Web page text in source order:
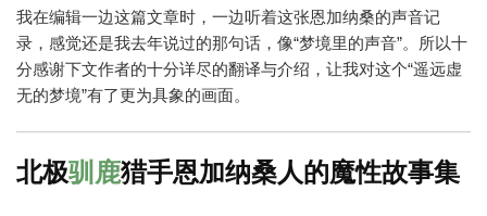
我在编辑一边这篇文章时，一边听着这张恩加纳桑的声音记
录，感觉还是我去年说过的那句话，像“梦境里的声音”。所以十
分感谢下文作者的十分详尽的翻译与介绍，让我对这个“遥远虚
无的梦境”有了更为具象的画面。
北极驯鹿猎手恩加纳桑人的魔性故事集